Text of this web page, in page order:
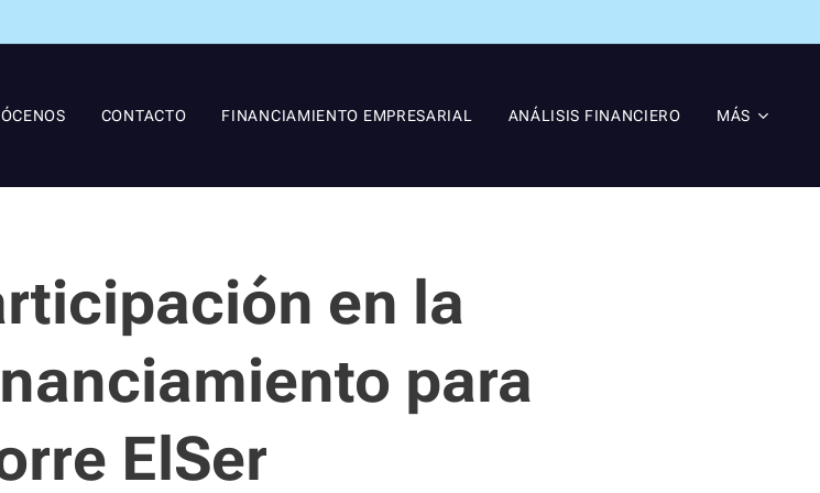
CONTACTO FINANCIAMIENTO EMPRESARIAL ANÁLISIS FINANCIERO MÁS
en la
para
ElSer